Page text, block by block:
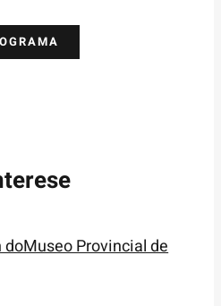
Provincial de